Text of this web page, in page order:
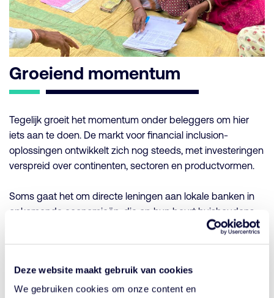
Deze website maakt gebruik van cookies
We gebruiken cookies om onze content en
Groeiend momentum
Tegelijk groeit het momentum onder beleggers om hier
iets aan te doen. De markt voor financial inclusion-
oplossingen ontwikkelt zich nog steeds, met investeringen
verspreid over continenten, sectoren en productvormen.
Soms gaat het om directe leningen aan lokale banken in
opkomende economieën, die op hun beurt huishoudens
en kleine bedrijven toegang geven tot krediet en
klimaatschadeverzekeringen voor boeren.